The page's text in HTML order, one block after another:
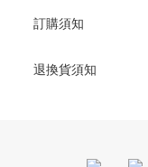
訂購須知
退換貨須知